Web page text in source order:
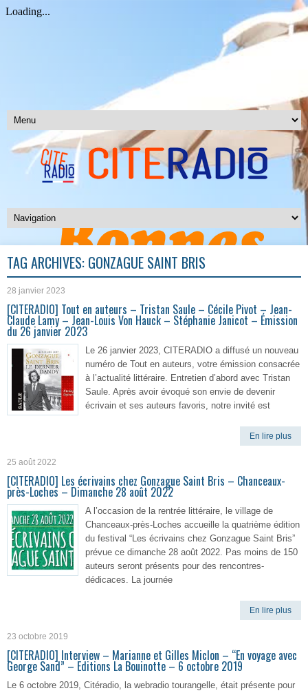
TAG ARCHIVES: GONZAGUE SAINT BRIS
28 janvier 2023
[CITERADIO] Tout en auteurs – Tristan Saule – Cécile Pivot – Jean-
Claude Lamy – Jean-Louis Von Hauck – Stéphanie Janicot – Émission
du 26 janvier 2023
Le 26 janvier 2023, CITERADIO a diffusé un nouveau
numéro de Tout en auteurs, votre émission consacrée
à l’actualité littéraire. Entretien d’abord avec Tristan
Saule. Après avoir évoqué son envie de devenir
écrivain et ses auteurs favoris, notre invité est
En lire plus
25 août 2022
[CITERADIO] Les écrivains chez Gonzague Saint Bris – Chanceaux-
près-Loches – Dimanche 28 août 2022
A l’occasion de la rentrée littéraire, le village de
Chanceaux-près-Loches accueille la quatrième édition
du festival “Les écrivains chez Gonzague Saint Bris”
prévue ce dimanche 28 août 2022. Pas moins de 150
auteurs seront présents pour des rencontres-
dédicaces. La journée
En lire plus
23 octobre 2019
[CITERADIO] Interview – Marianne et Gilles Miclon – “En voyage avec
George Sand” – Editions La Bouinotte – 6 octobre 2019
Le 6 octobre 2019, Citéradio, la webradio tourangelle, était présente pour